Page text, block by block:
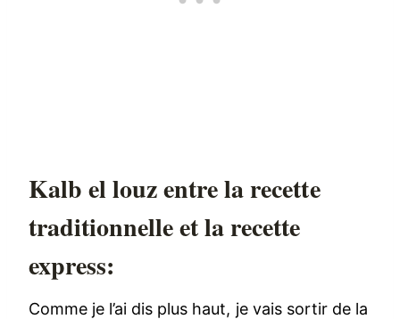
Kalb el louz entre la recette
traditionnelle et la recette
express:
Comme je l’ai dis plus haut, je vais sortir de la